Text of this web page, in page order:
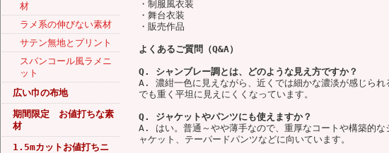
材
ラメ系の伸びない素材
サテン無地とプリント
スパンコール風ラメニ
ット
広い巾の布地
期間限定 お値打ちな素
材
1.5mカットお値打ちニ
・制服風衣装
・舞台衣装
・販売作品
よくあるご質問（Q&A）
Q. シャンブレー調とは、どのような見え方ですか？
A. 濃紺一色に見えながら、近くでは細かな濃淡が感じら
でも重く平坦に見えにくくなっています。
Q. ジャケットやパンツにも使えますか？
A. はい。普通～やや薄手なので、重厚なコートや構築的な
ャケット、テーパードパンツなどに向いています。